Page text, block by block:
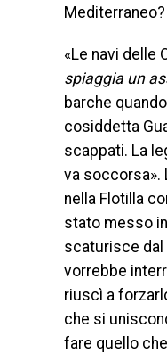
Mediterraneo?
«Le navi delle
spiaggia un
barche
cosiddetta
scappati. La
va soccorsa».
nella Flotilla
stato messo
scaturisce dal
vorrebbe
riuscì a
che si
fare quello